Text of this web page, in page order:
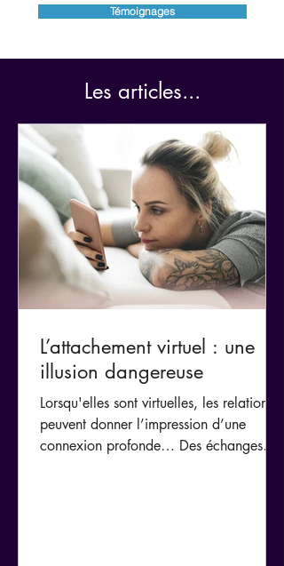
Témoignages
Les articles...
L’attachement virtuel : une
illusion dangereuse
Lorsqu'elles sont virtuelles, les relations
peuvent donner l’impression d’une
connexion profonde… Des échanges